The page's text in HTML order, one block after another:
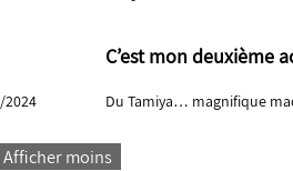
C’est mon deuxième
2024 Du Tamiya… magnifique
Afficher moins